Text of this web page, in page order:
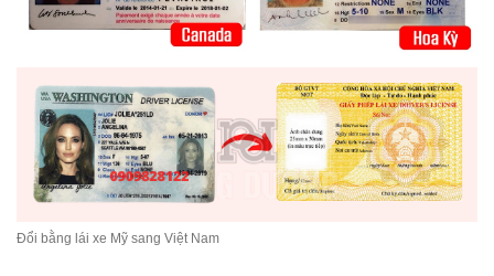
Đổi bằng lái xe Mỹ sang Việt Nam